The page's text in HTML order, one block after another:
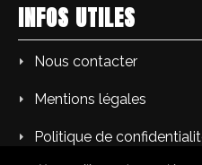
INFOS UTILES
Nous contacter
Mentions légales
Politique de